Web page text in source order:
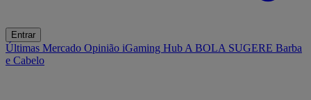
Entrar
Últimas Mercado Opinião iGaming Hub A BOLA SUGERE Barba
e Cabelo